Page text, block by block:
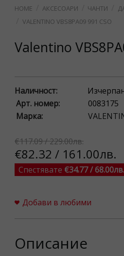
АКСЕСОАРИ ЧАНТИ
VALENTINO VBS8PA09 991 CSO
Valentino
Наличност:
Арт. номер:
0083175
Марка:
€117.09 / 229.00лв.
€82.32 / 161.00лв.
Спестявате €34.77 / 68.00лв.
Добави в любими
Описание